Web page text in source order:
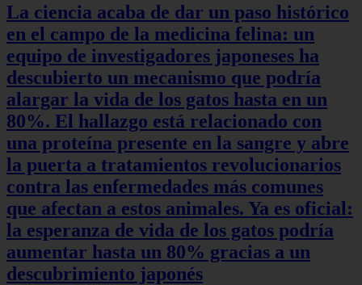
La ciencia acaba de dar un paso histórico
en el campo de la medicina felina: un
equipo de investigadores japoneses ha
descubierto un mecanismo que podría
alargar la vida de los gatos hasta en un
80%. El hallazgo está relacionado con
una proteína presente en la sangre y abre
la puerta a tratamientos revolucionarios
contra las enfermedades más comunes
que afectan a estos animales. Ya es oficial:
la esperanza de vida de los gatos podría
aumentar hasta un 80% gracias a un
descubrimiento japonés